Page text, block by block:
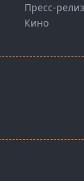
Пресс-
Кино